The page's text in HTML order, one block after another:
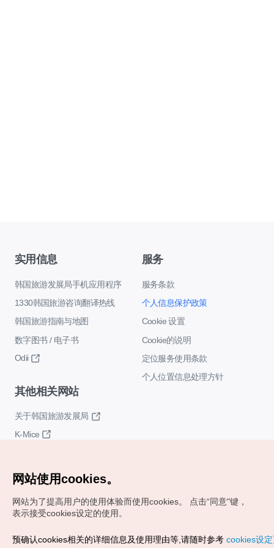
实用信息
韩国旅游发展局手机应用程序
1330韩国旅游咨询翻译热线
韩国旅游指南与地图
数字图书 / 电子书
Odii
服务
服务条款
个人信息保护政策
Cookie 设置
Cookie的说明
定位服务使用条款
个人位置信息处理方针
其他相关网站
关于韩国旅游发展局
K-Mice
Copyrights (c) 韩国旅游发展局版权所有
网站使用cookies。
网站为了提高用户的使用体验而使用cookies。
点击“同意"键，
表示接受cookies设定的使用。
预确认cookies相关的详细信息及使用理由等,请随时参考 cookies设